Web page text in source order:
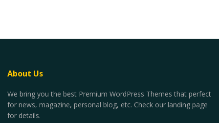
About Us
We bring you the best Premium WordPress Themes that perfect
for news, magazine, personal blog, etc. Check our landing page
for details.